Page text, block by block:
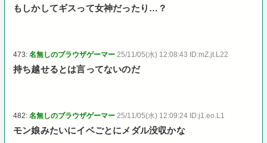
もしかしてギスって女神だったり…？
473:名無しのブラウザゲーマー 25/11/05(水) 12:08:43 ID:mZ.jt.L22
持ち越せるとは言ってないのだ
482:名無しのブラウザゲーマー 25/11/05(水) 12:09:24 ID:j1.eo.L1
モン娘みたいにイベごとにメダル没収かな